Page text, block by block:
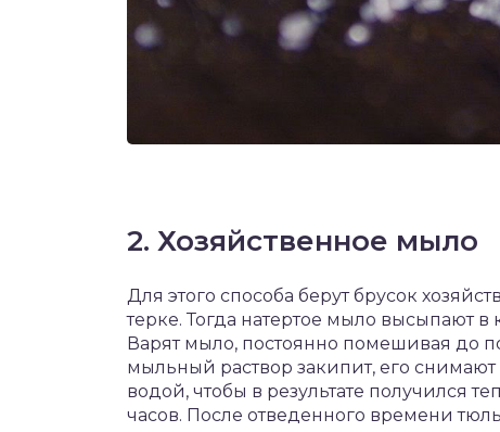
2. Хозяйственное мыло
Для этого способа берут брусок
терке. Тогда натертое мыло высыпают в
Варят мыло, постоянно помешивая до
мыльный раствор закипит, его
водой, чтобы в результате получился
часов. После отведенного времени